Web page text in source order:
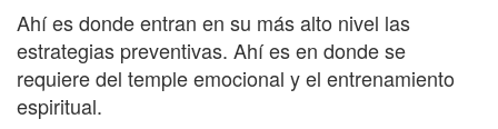
Ahí es donde entran en su más alto nivel las
estrategias preventivas. Ahí es en donde se
requiere del temple emocional y el entrenamiento
espiritual.